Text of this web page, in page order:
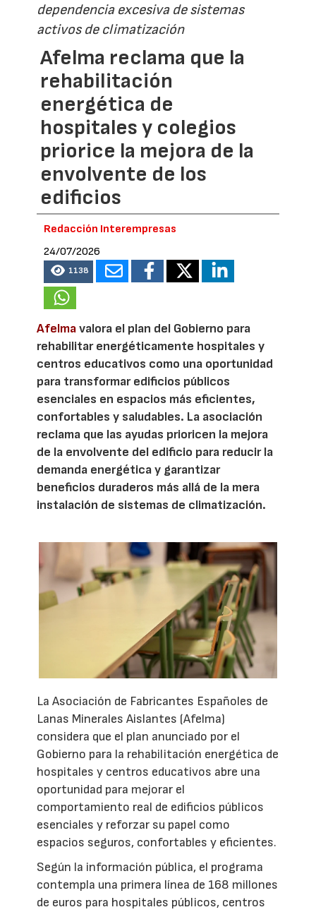
dependencia excesiva de sistemas
activos de climatización
Afelma reclama que la
rehabilitación
energética de
hospitales y colegios
priorice la mejora de la
envolvente de los
edificios
Redacción Interempresas
24/07/2026
1138
Afelmavalora el plan del Gobierno para
rehabilitar energéticamente hospitales y
centros educativos como una oportunidad
para transformar edificios públicos
esenciales en espacios más eficientes,
confortables y saludables. La asociación
reclama que las ayudas prioricen la mejora
de la envolvente del edificio para reducir la
demanda energética y garantizar
beneficios duraderos más allá de la mera
instalación de sistemas de climatización.
La Asociación de Fabricantes Españoles de
Lanas Minerales Aislantes (Afelma)
considera que el plan anunciado por el
Gobierno para la rehabilitación energética de
hospitales y centros educativos abre una
oportunidad para mejorar el
comportamiento real de edificios públicos
esenciales y reforzar su papel como
espacios seguros, confortables y eficientes.
Según la información pública, el programa
contempla una primera línea de 168 millones
de euros para hospitales públicos, centros